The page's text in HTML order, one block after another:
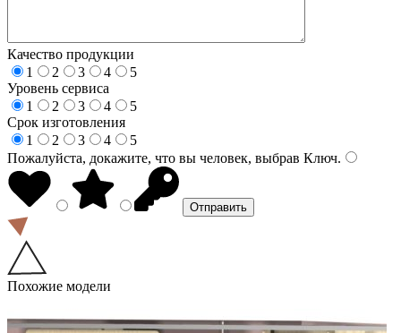
Качество продукции
1
2 3 4
5
Уровень сервиса
1
2 3 4
5
Срок изготовления
1
2 3 4
5
Пожалуйста, докажите, что вы человек, выбрав Ключ.
Похожие модели